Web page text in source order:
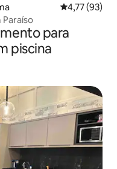
4,77 de uma
4,77 (93)
para
piscina